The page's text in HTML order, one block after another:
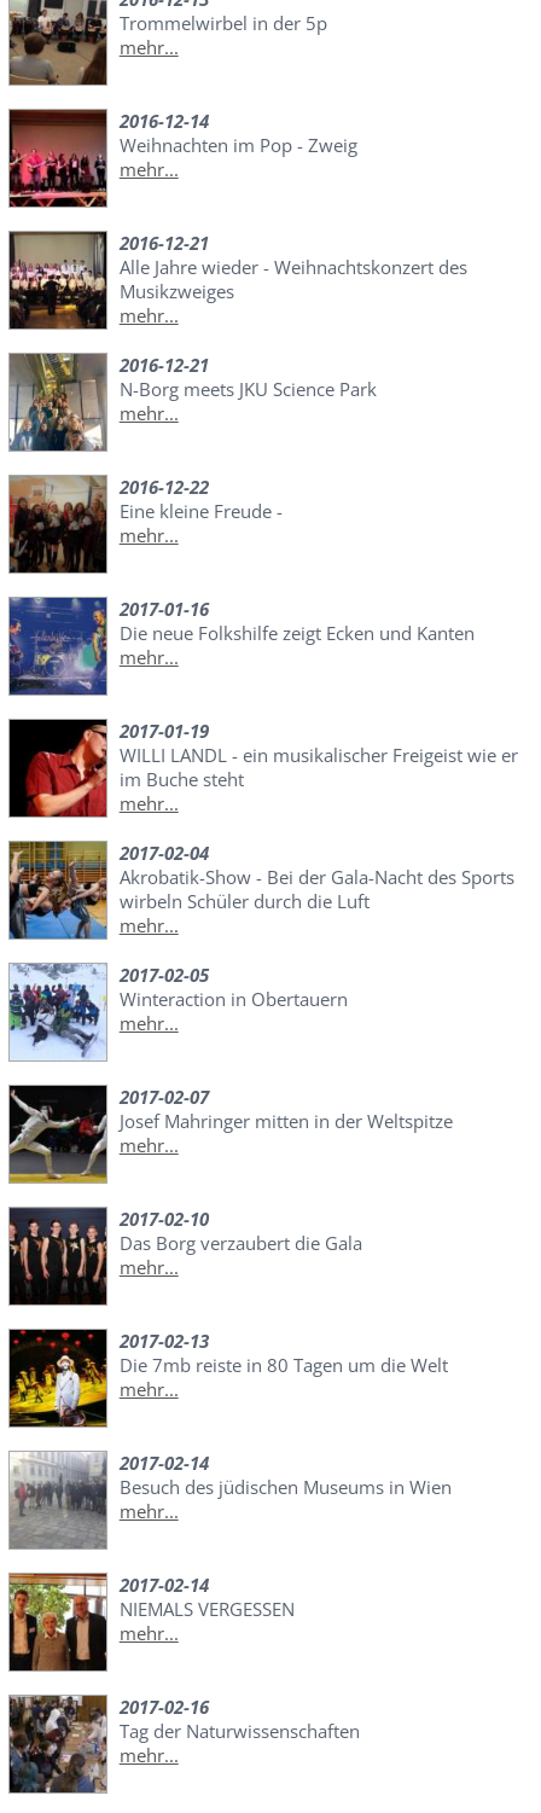
Trommelwirbel in der 5p
mehr...
2016-12-14
Weihnachten im Pop - Zweig
mehr...
2016-12-21
Alle Jahre wieder - Weihnachtskonzert des
Musikzweiges
mehr...
2016-12-21
N-Borg meets JKU Science Park
mehr...
2016-12-22
Eine kleine Freude -
mehr...
2017-01-16
Die neue Folkshilfe zeigt Ecken und Kanten
mehr...
2017-01-19
WILLI LANDL - ein musikalischer Freigeist wie er
im Buche steht
mehr...
2017-02-04
Akrobatik-Show - Bei der Gala-Nacht des Sports
wirbeln Schüler durch die Luft
mehr...
2017-02-05
Winteraction in Obertauern
mehr...
2017-02-07
Josef Mahringer mitten in der Weltspitze
mehr...
2017-02-10
Das Borg verzaubert die Gala
mehr...
2017-02-13
Die 7mb reiste in 80 Tagen um die Welt
mehr...
2017-02-14
Besuch des jüdischen Museums in Wien
mehr...
2017-02-14
NIEMALS VERGESSEN
mehr...
2017-02-16
Tag der Naturwissenschaften
mehr...